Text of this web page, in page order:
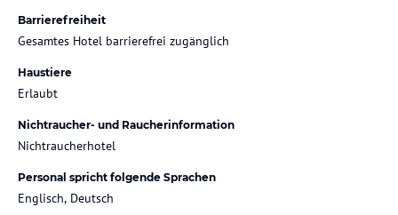
Barrierefreiheit
Gesamtes Hotel barrierefrei zugänglich
Haustiere
Erlaubt
Nichtraucher- und Raucherinformation
Nichtraucherhotel
Personal spricht folgende Sprachen
Englisch, Deutsch